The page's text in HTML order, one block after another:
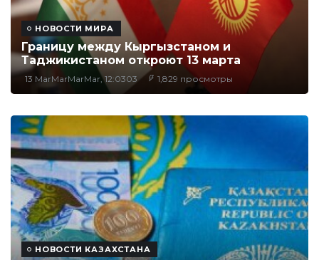
НОВОСТИ МИРА
Границу между Кыргызстаном и
Таджикистаном откроют 13 марта
13 MarMarMarMar, 12:0303 1,829 просмотры
НОВОСТИ КАЗАХСТАНА